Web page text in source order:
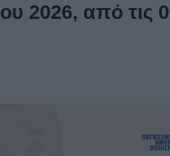
2026, από τις